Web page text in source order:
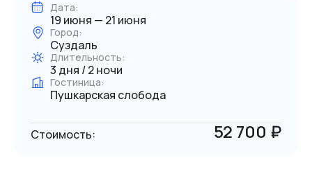
Дата:
19 июня — 21 июня
Город:
Суздаль
Длительность:
3 дня / 2 ночи
Гостиница:
Пушкарская слобода
Стоимость: 52 700 ₽